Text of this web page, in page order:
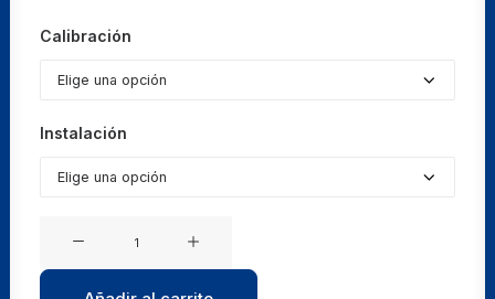
Calibración
Instalación
regulación